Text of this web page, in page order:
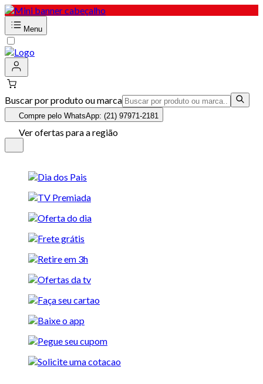
Menu
Buscar por produto ou marca
Compre pelo WhatsApp: (21) 97971-2181
Ver ofertas para a região